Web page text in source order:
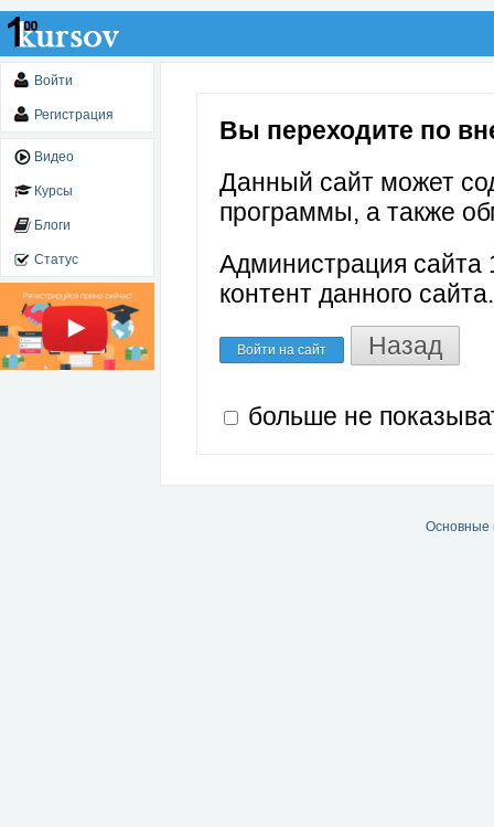
Войти
Регистрация
Видео
Курсы
Блоги
Статус
Вы переходите по
Данный сайт может
программы, а также
Администрация сайта
контент данного сайта.
Войти на сайт Назад
больше не
Основные